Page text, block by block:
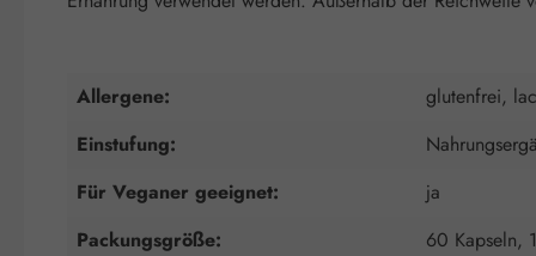
Allergene:
glutenfrei,
Einstufung:
Für Veganer geeignet:
ja
Packungsgröße:
60 Kapseln,